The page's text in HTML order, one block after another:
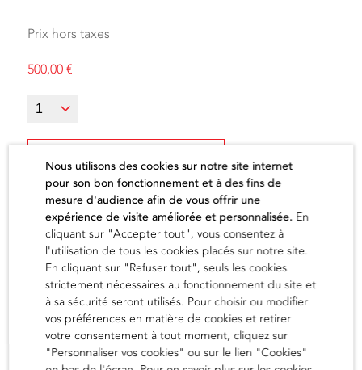
Prix hors taxes
500,00€
Ajouter au panier
L'artiste
en savoir
Nous utilisons des cookies sur notre site internet
pour son bon fonctionnement et à des fins de
mesure d'audience afin de vous offrir une
expérience de visite améliorée et personnalisée. En
cliquant sur "Accepter tout", vous consentez à
l'utilisation de tous les cookies placés sur notre site.
En cliquant sur "Refuser tout", seuls les cookies
strictement nécessaires au fonctionnement du site et
à sa sécurité seront utilisés. Pour choisir ou modifier
vos préférences en matière de cookies et retirer
votre consentement à tout moment, cliquez sur
"Personnaliser vos cookies" ou sur le lien "Cookies"